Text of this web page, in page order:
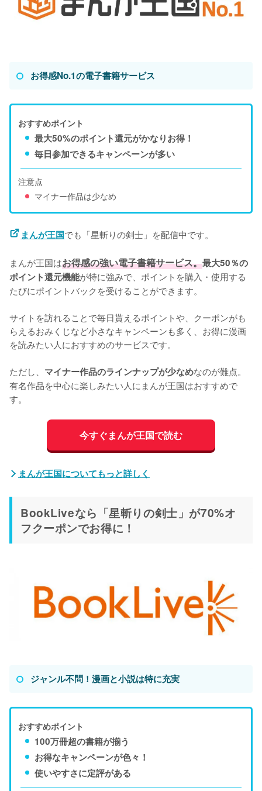
お得感No.1の電子書籍サービス
おすすめポイント
最大50%のポイント還元がかなりお得！
毎日参加できるキャンペーンが多い
注意点
マイナー作品は少なめ
まんが王国でも「星斬りの剣士」を配信中です。
まんが王国はお得感の強い電子書籍サービス。最大50％の
ポイント還元機能が特に強みで、ポイントを購入・使用する
たびにポイントバックを受けることができます。
サイトを訪れることで毎日貰えるポイントや、クーポンがも
らえるおみくじなど小さなキャンペーンも多く、お得に漫画
を読みたい人におすすめのサービスです。
ただし、 マイナー作品のラインナップが少なめなのが難点。
有名作品を中心に楽しみたい人にまんが王国はおすすめで
す。
今すぐまんが王国で読む
まんが王国についてもっと詳しく
BookLiveなら「星斬りの剣士」が70%オ
フクーポンでお得に！
ジャンル不問！漫画と小説は特に充実
おすすめポイント
100万冊超の書籍が揃う
お得なキャンペーンが色々！
使いやすさに定評がある